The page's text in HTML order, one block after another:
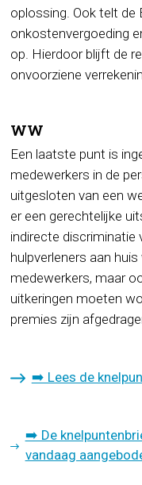
oplossing. Ook telt
onkostenvergoeding
op. Hierdoor blijft de
onvoorziene
WW
Een laatste punt is
medewerkers in de
uitgesloten van een
er een gerechtelijke
indirecte discriminatie
hulpverleners aan
medewerkers, maar
uitkeringen moeten
premies zijn
➡️ Lees de
➡️ De
vandaag